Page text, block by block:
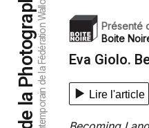
Présenté
Boite
Eva Giolo.
Lire l'article